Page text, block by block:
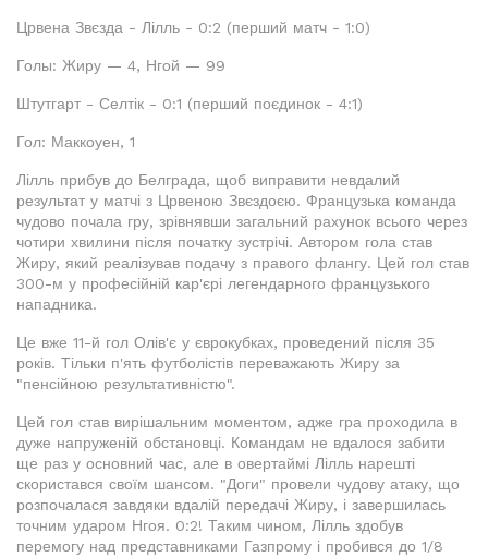
Црвена Звєзда - Лілль - 0:2 (перший матч - 1:0)
Голы: Жиру — 4, Нгой — 99
Штутгарт - Селтік - 0:1 (перший поєдинок - 4:1)
Гол: Маккоуен, 1
Лілль прибув до Белграда, щоб виправити невдалий
результат у матчі з Црвеною Звєздоєю. Французька команда
чудово почала гру, зрівнявши загальний рахунок всього через
чотири хвилини після початку зустрічі. Автором гола став
Жиру, який реалізував подачу з правого флангу. Цей гол став
300-м у професійній кар'єрі легендарного французького
нападника.
Це вже 11-й гол Олів'є у єврокубках, проведений після 35
років. Тільки п'ять футболістів переважають Жиру за
"пенсійною результативністю".
Цей гол став вирішальним моментом, адже гра проходила в
дуже напруженій обстановці. Командам не вдалося забити
ще раз у основний час, але в овертаймі Лілль нарешті
скористався своїм шансом. "Доги" провели чудову атаку, що
розпочалася завдяки вдалій передачі Жиру, і завершилась
точним ударом Нгоя. 0:2! Таким чином, Лілль здобув
перемогу над представниками Газпрому і пробився до 1/8